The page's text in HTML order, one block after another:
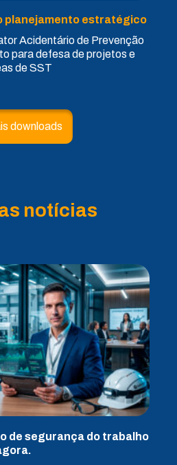
planejamento estratégico
Acidentário de Prevenção
para defesa de projetos e
de SST
downloads
notícias
de segurança do trabalho